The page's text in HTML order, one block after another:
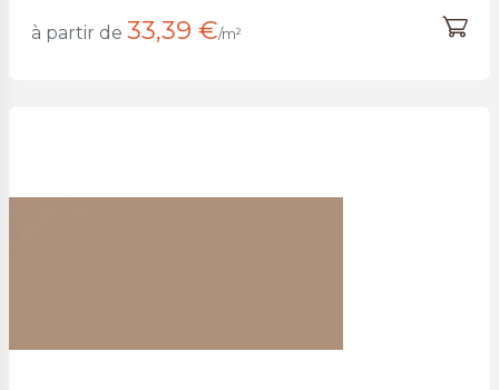
à partir de 33,39 €/m²